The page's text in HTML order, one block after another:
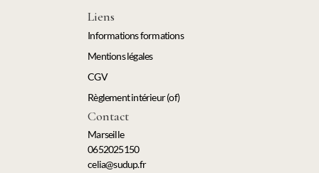
Liens
Informations formations
Mentions légales
CGV
Règlement intérieur (of)
Contact
Marseille
0652025150
celia@sudup.fr